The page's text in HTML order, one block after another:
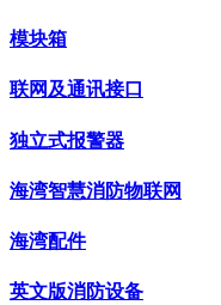
模块箱
联网及通讯接口
独立式报警器
海湾智慧消防物联网
海湾配件
英文版消防设备